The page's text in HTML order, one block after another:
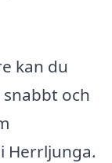
kan du
och
Herrljunga.